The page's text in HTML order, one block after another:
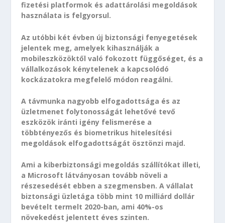
fizetési platformok és adattárolási megoldások
használata is felgyorsul.
Az utóbbi két évben új biztonsági fenyegetések
jelentek meg, amelyek kihasználják a
mobileszközöktől való fokozott függőséget, és a
vállalkozások kénytelenek a kapcsolódó
kockázatokra megfelelő módon reagálni.
A távmunka nagyobb elfogadottsága és az
üzletmenet folytonosságát lehetővé tevő
eszközök iránti igény felismerése a
többtényezős és biometrikus hitelesítési
megoldások elfogadottságát ösztönzi majd.
Ami a kiberbiztonsági megoldás szállítókat illeti,
a Microsoft látványosan tovább növeli a
részesedését ebben a szegmensben. A vállalat
biztonsági üzletága több mint 10 milliárd dollár
bevételt termelt 2020-ban, ami 40%-os
növekedést jelentett éves szinten.